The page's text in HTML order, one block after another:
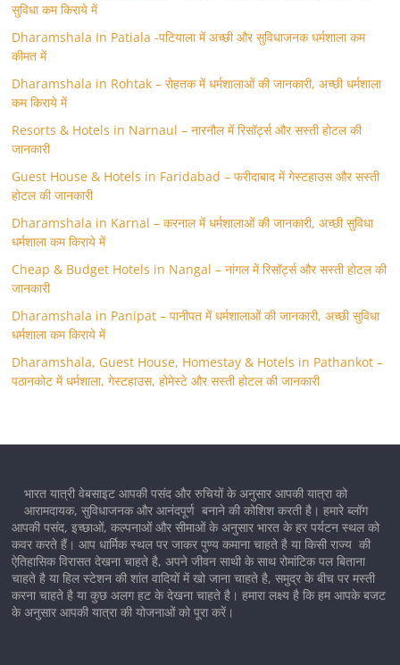
सुविधा कम किराये में
Dharamshala In Patiala -पटियाला में अच्छी और सुविधाजनक धर्मशाला कम
कीमत में
Dharamshala in Rohtak – रोहतक में धर्मशालाओं की जानकारी, अच्छी धर्मशाला
कम किराये में
Resorts & Hotels in Narnaul – नारनौल में रिसॉर्ट्स और सस्ती होटल की
जानकारी
Guest House & Hotels in Faridabad – फरीदाबाद में गेस्टहाउस और सस्ती
होटल की जानकारी
Dharamshala in Karnal – करनाल में धर्मशालाओं की जानकारी, अच्छी सुविधा
धर्मशाला कम किराये में
Cheap & Budget Hotels in Nangal – नांगल में रिसॉर्ट्स और सस्ती होटल की
जानकारी
Dharamshala in Panipat – पानीपत में धर्मशालाओं की जानकारी, अच्छी सुविधा
धर्मशाला कम किराये में
Dharamshala, Guest House, Homestay & Hotels in Pathankot –
पठानकोट में धर्मशाला, गेस्टहाउस, होमेस्टे और सस्ती होटल की जानकारी
भारत यात्री वेबसाइट आपकी पसंद और रुचियों के अनुसार आपकी यात्रा को
आरामदायक, सुविधाजनक और आनंदपूर्ण बनाने की कोशिश करती है। हमारे ब्लॉग
आपकी पसंद, इच्छाओं, कल्पनाओं और सीमाओं के अनुसार भारत के हर पर्यटन स्थल को
कवर करते हैं। आप धार्मिक स्थल पर जाकर पुण्य कमाना चाहते है या किसी राज्य की
ऐतिहासिक विरासत देखना चाहते है, अपने जीवन साथी के साथ रोमांटिक पल बिताना
चाहते है या हिल स्टेशन की शांत वादियों में खो जाना चाहते है, समुद्र के बीच पर मस्ती
करना चाहते है या कुछ अलग हट के देखना चाहते है। हमारा लक्ष्य है कि हम आपके बजट
के अनुसार आपकी यात्रा की योजनाओं को पूरा करें।